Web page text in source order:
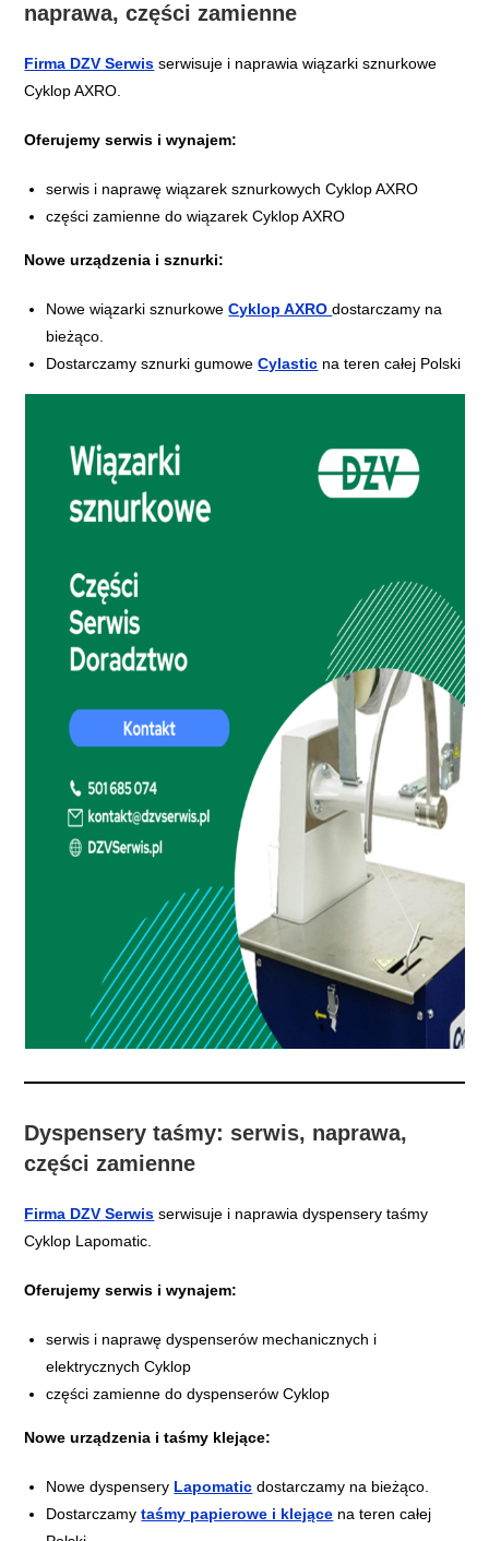
naprawa, części zamienne
Firma DZV Serwis serwisuje i naprawia wiązarki sznurkowe
Cyklop AXRO.
Oferujemy serwis i wynajem:
serwis i naprawę wiązarek sznurkowych Cyklop AXRO
części zamienne do wiązarek Cyklop AXRO
Nowe urządzenia i sznurki:
Nowe wiązarki sznurkoweCyklop AXROdostarczamy na
bieżąco.
Dostarczamy sznurki gumoweCylastic na teren całej Polski
Dyspensery taśmy: serwis, naprawa,
części zamienne
Firma DZV Serwis serwisuje i naprawia dyspensery taśmy
Cyklop Lapomatic.
Oferujemy serwis i wynajem:
serwis i naprawę dyspenserów mechanicznych i
elektrycznych Cyklop
części zamienne do dyspenserów Cyklop
Nowe urządzenia i taśmy klejące:
Nowe dyspensery Lapomatic dostarczamy na bieżąco.
Dostarczamytaśmy papierowe i klejące na teren całej